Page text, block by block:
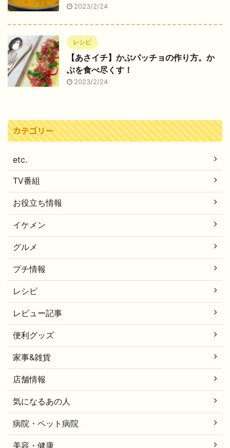
2023/2/24
レシピ
【あさイチ】かぶパッチョの作り方。か
ぶを食べ尽くす！
2023/2/24
カテゴリー
etc.
TV番組
お役立ち情報
イケメン
グルメ
プチ情報
レシピ
レビュー記事
便利グッズ
家事&雑貨
店舗情報
気になるあの人
病院・ペット病院
美容・健康